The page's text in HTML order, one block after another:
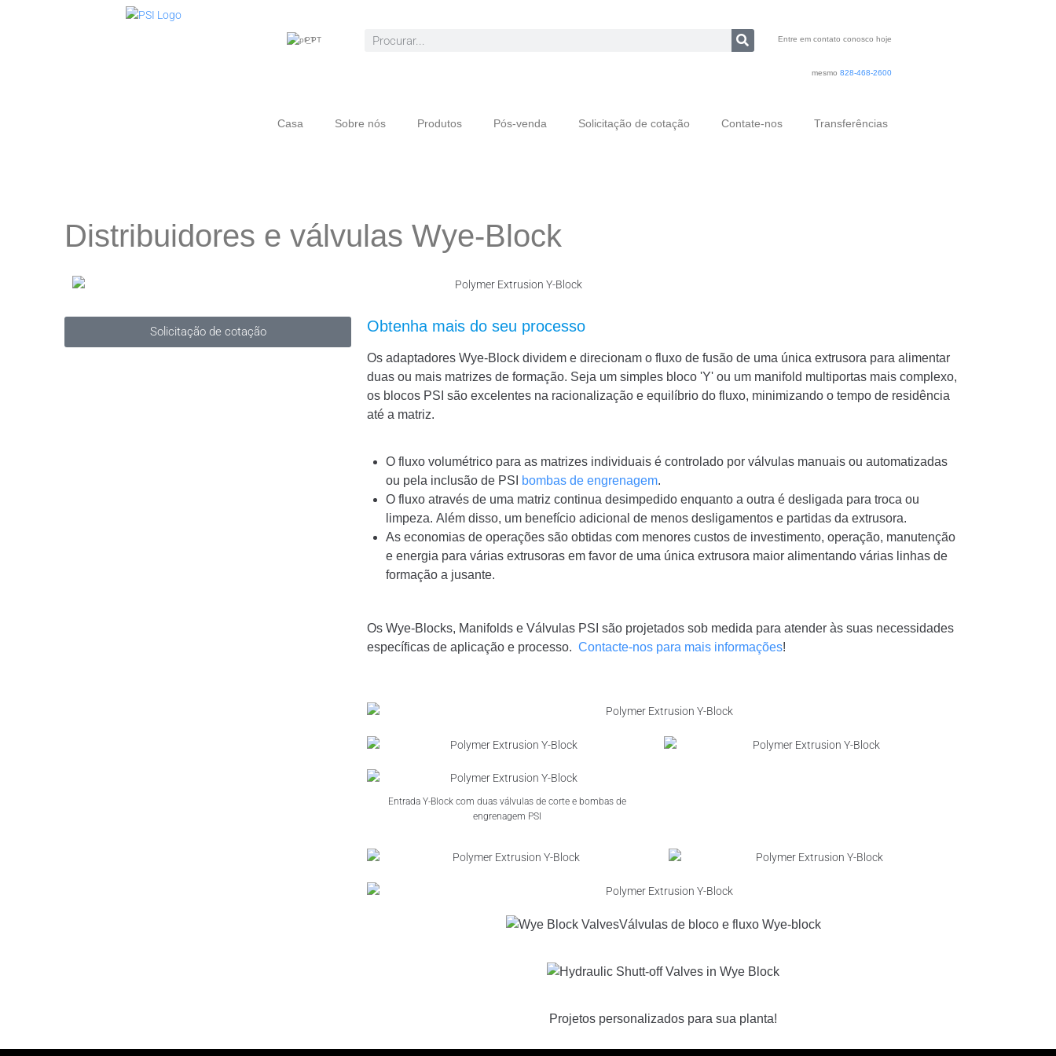
PT Entre em contato conosco hoje
mesmo828-468-2600
Casa Sobre nós Produtos Pós-venda Solicitação de cotação Contate-nos Transferências
Distribuidores e válvulas Wye-Block
Solicitação de cotação Obtenha mais do seu processo
Os adaptadores Wye-Block dividem e direcionam o fluxo de fusão de uma única extrusora para alimentar
duas ou mais matrizes de formação. Seja um simples bloco 'Y' ou um manifold multiportas mais complexo,
os blocos PSI são excelentes na racionalização e equilíbrio do fluxo, minimizando o tempo de residência
até a matriz.
O fluxo volumétrico para as matrizes individuais é controlado por válvulas manuais ou automatizadas
ou pela inclusão de PSI
bombas de engrenagem.
O fluxo através de uma matriz continua desimpedido enquanto a outra é desligada para troca ou
limpeza. Além disso, um benefício adicional de menos desligamentos e partidas da extrusora.
As economias de operações são obtidas com menores custos de investimento, operação, manutenção
e energia para várias extrusoras em favor de uma única extrusora maior alimentando várias linhas de
formação a jusante.
Os Wye-Blocks, Manifolds e Válvulas PSI são projetados sob medida para atender às suas necessidades
específicas de aplicação e processo. Contacte-nos para mais informações!
Entrada Y-Block com duas válvulas de corte e bombas de
engrenagem PSI
Válvulas de bloco e fluxo Wye-block
Projetos personalizados para sua planta!